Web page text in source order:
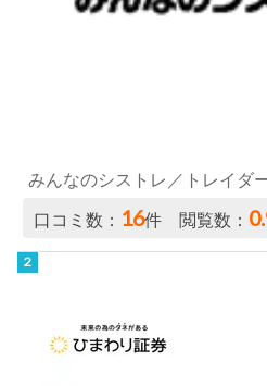
みんなのシストレ／トレイダ
口コミ数： 16件 閲覧数：